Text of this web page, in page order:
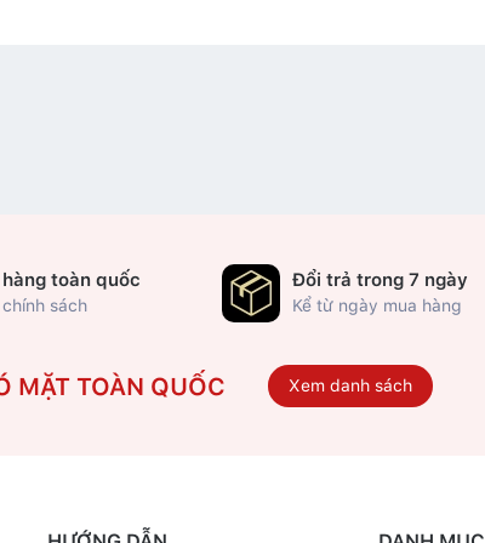
hàng toàn quốc
sách
Đổi trả trong 7 ngày
Kể từ ngày mua hàng
MẶT TOÀN QUỐC Xem danh sách